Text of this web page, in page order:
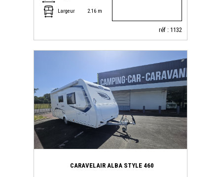
Largeur 2.16 m
réf : 1132
CARAVELAIR ALBA STYLE 460